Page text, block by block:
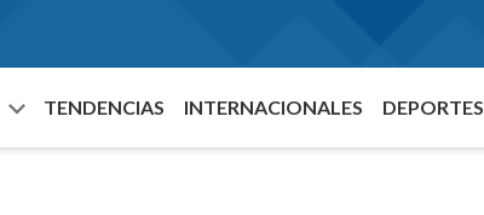
TENDENCIAS INTERNACIONALES DEPORTES